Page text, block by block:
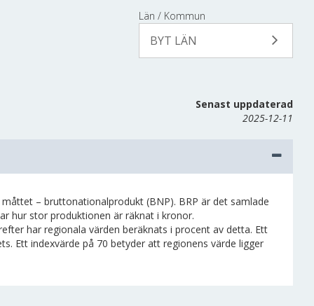
Län / Kommun
BYT LÄN
Senast uppdaterad
2025-12-11
– bruttonationalprodukt (BNP). BRP är det samlade
hur stor produktionen är räknat i kronor.
har regionala värden beräknats i procent av detta. Ett
Ett indexvärde på 70 betyder att regionens värde ligger